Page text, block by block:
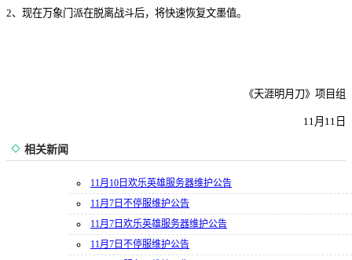
2、现在万象门派在脱离战斗后，将快速恢复文墨值。
《天涯明月刀》项目组
11月 11 日
相关新闻
11月10日欢乐英雄服务器维护公告
11月7日不停服维护公告
11月7日欢乐英雄服务器维护公告
11月7日不停服维护公告